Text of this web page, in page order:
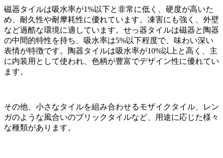
磁器タイルは吸水率が1%以下と非常に低く、硬度が高いた
め、耐久性や耐摩耗性に優れています。凍害にも強く、外壁
など過酷な環境に適しています。せっ器タイルは磁器と陶器
の中間的特性を持ち、吸水率は5%以下程度で、味わい深い
表情が特徴です。陶器タイルは吸水率が10%以上と高く、主
に内装用として使われ、色柄が豊富でデザイン性に優れてい
ます。
その他、小さなタイルを組み合わせるモザイクタイル、レン
ガのような風合いのブリックタイルなど、用途に応じた様々
な種類があります。